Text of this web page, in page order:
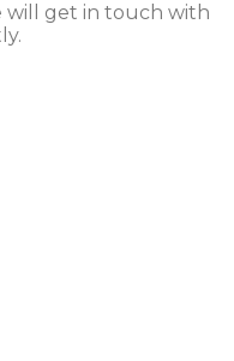
will get in touch with